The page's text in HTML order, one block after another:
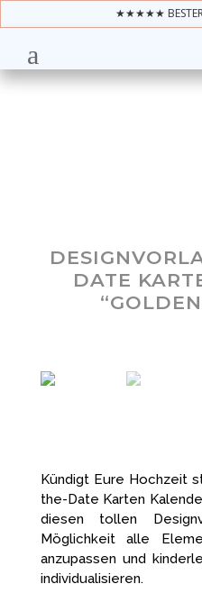
★★★★★ BESTER
DATE
Kündigt Eure Hochzeit
the-Date Karten
diesen tollen
Möglichkeit alle
anzupassen und
individualisieren.